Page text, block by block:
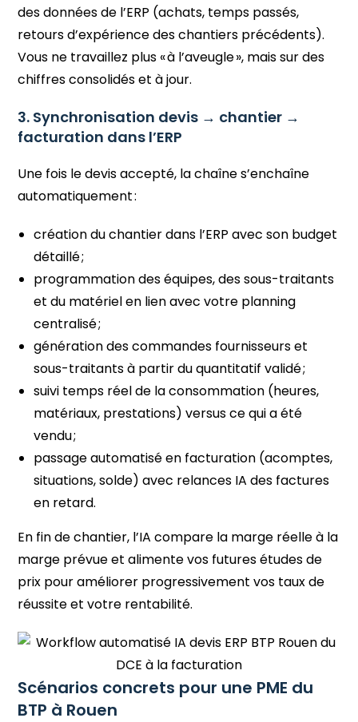
des données de l’ERP (achats, temps passés,
retours d’expérience des chantiers précédents).
Vous ne travaillez plus « à l’aveugle », mais sur des
chiffres consolidés et à jour.
3. Synchronisation devis → chantier →
facturation dans l’ERP
Une fois le devis accepté, la chaîne s’enchaîne
automatiquement :
création du chantier dans l’ERP avec son budget
détaillé ;
programmation des équipes, des sous-traitants
et du matériel en lien avec votre planning
centralisé ;
génération des commandes fournisseurs et
sous-traitants à partir du quantitatif validé ;
suivi temps réel de la consommation (heures,
matériaux, prestations) versus ce qui a été
vendu ;
passage automatisé en facturation (acomptes,
situations, solde) avec relances IA des factures
en retard.
En fin de chantier, l’IA compare la marge réelle à la
marge prévue et alimente vos futures études de
prix pour améliorer progressivement vos taux de
réussite et votre rentabilité.
Scénarios concrets pour une PME du
BTP à Rouen